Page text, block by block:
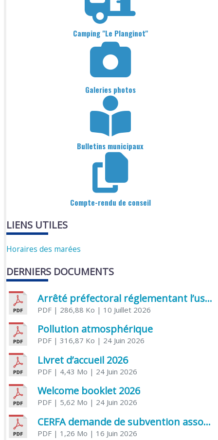
Camping "Le Planginot"
Galeries photos
Bulletins municipaux
Compte-rendu de conseil
LIENS UTILES
Horaires des marées
DERNIERS DOCUMENTS
Arrêté préfectoral réglementant l’usage de l’eau
PDF| 286,88 Ko | 10 Juillet 2026
Pollution atmosphérique
PDF| 316,87 Ko | 24 Juin 2026
Livret d’accueil 2026
PDF| 4,43 Mo | 24 Juin 2026
Welcome booklet 2026
PDF| 5,62 Mo | 24 Juin 2026
CERFA demande de subvention association
PDF| 1,26 Mo | 16 Juin 2026